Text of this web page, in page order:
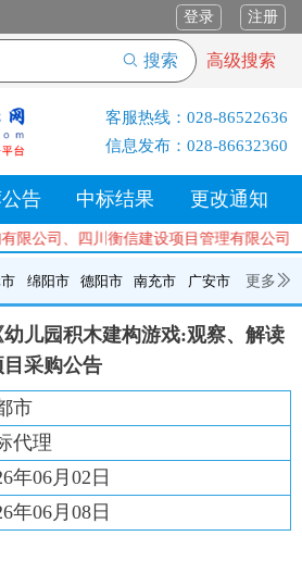
登录 注册
搜索 高级搜索
客服热线： 028-86522636
信息发布： 028-86632360
告 中标结果 更改通知
、四川衡信建设项目管理有限
绵阳市 德阳市 南充市 广安市 更多
德阳市 南充市 广安市
遂宁市
泸州市 宜宾市
雅安市 阿坝州 甘孜州 凉山州
儿园积木建构游戏:观察、解读
采购公告
市
代理
年06月02日
年06月08日